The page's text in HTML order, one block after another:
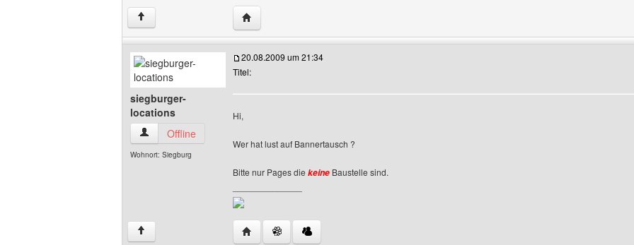
↑ Website dieses Benutzers besuchen: lv-arts
siegburger-
locations
siegburger-locations Benutzer-Profile anzeigen
Offline
Wohnort: Siegburg
20.08.2009 um 21:34
Titel:
Hi,
Wer hat lust auf Bannertausch ?
Bitte nur Pages die keine Baustelle sind.
↑ Website dieses Benutzers besuchen: siegburger-locations